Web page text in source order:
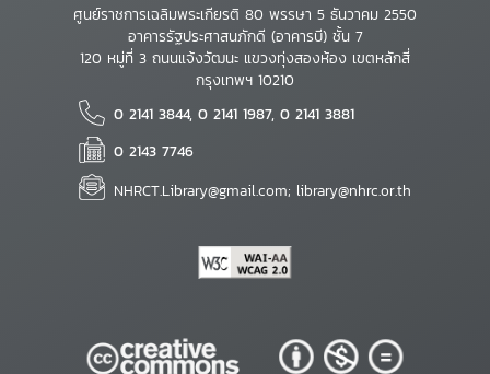
ศูนย์ราชการเฉลิมพระเกียรติ 80 พรรษา 5 ธันวาคม 2550
อาคารรัฐประศาสนภักดี (อาคารบี) ชั้น 7
120 หมู่ที่ 3 ถนนแจ้งวัฒนะ แขวงทุ่งสองห้อง เขตหลักสี่
กรุงเทพฯ 10210
0 2141 3844, 0 2141 1987, 0 2141 3881
0 2143 7746
NHRCT.Library@gmail.com; library@nhrc.or.th